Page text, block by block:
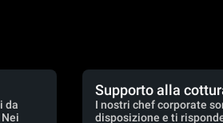
da
Supporto alla
I nostri chef corporate
disposizione e ti